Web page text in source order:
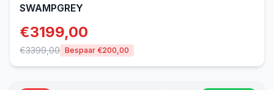
SWAMPGREY
€3199,00
€3399,00 Bespaar €200,00